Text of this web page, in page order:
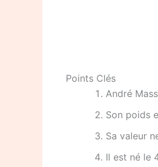
Points Clés
André
Son poids
Sa valeur
Il est né le